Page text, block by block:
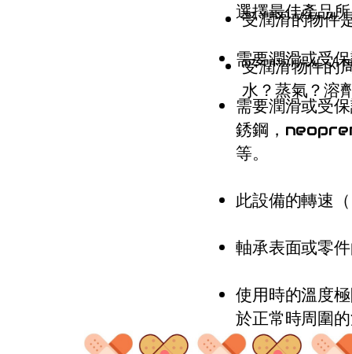
受潤滑的物件
受潤滑物件的
水？蒸氣？溶
選擇最佳產品
需要潤滑或受
需要潤滑或受
銹鋼，
等。
此設備的轉速
軸承表面或零
使用時的溫度
於正常時周圍